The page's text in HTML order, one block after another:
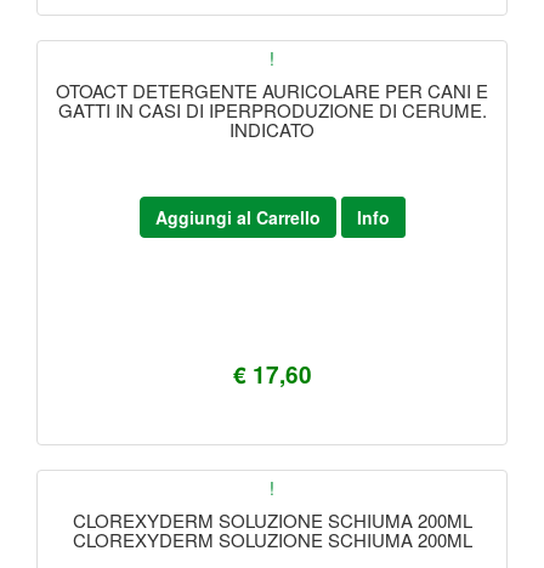
!
OTOACT DETERGENTE AURICOLARE PER CANI E
GATTI IN CASI DI IPERPRODUZIONE DI CERUME.
INDICATO
€ 17,60
Aggiungi al Carrello Info
!
CLOREXYDERM SOLUZIONE SCHIUMA 200ML
CLOREXYDERM SOLUZIONE SCHIUMA 200ML